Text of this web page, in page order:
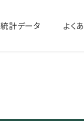
統計データ よく